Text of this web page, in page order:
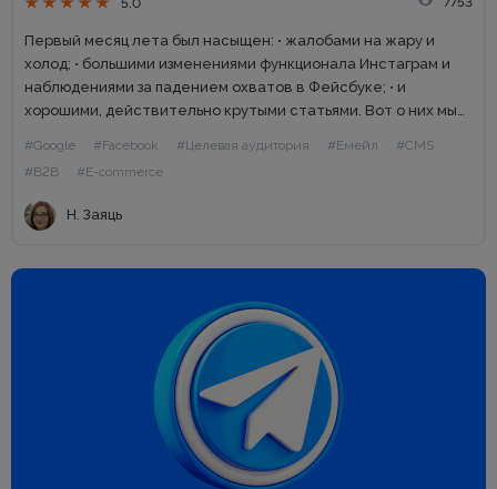
Первый месяц лета был насыщен: • жалобами на жару и
холод; • большими изменениями функционала Инстаграм и
наблюдениями за падением охватов в Фейсбуке; • и
хорошими, действительно крутыми статьями. Вот о них мы
ничего...
#Google #Facebook #Целевая аудитория #Емейл
#CMS
#B2B
#E-commerce
Н. Заяць